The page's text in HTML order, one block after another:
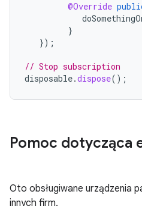
@Override
}
});
// Stop subscription
disposable.dispose();
Pomoc dotycząca
Oto obsługiwane urządzenia
innych firm.